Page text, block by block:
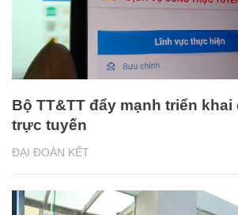
ĐẠI ĐOÀN KẾT
Bộ TT&TT đẩy mạnh triển
trực tuyến